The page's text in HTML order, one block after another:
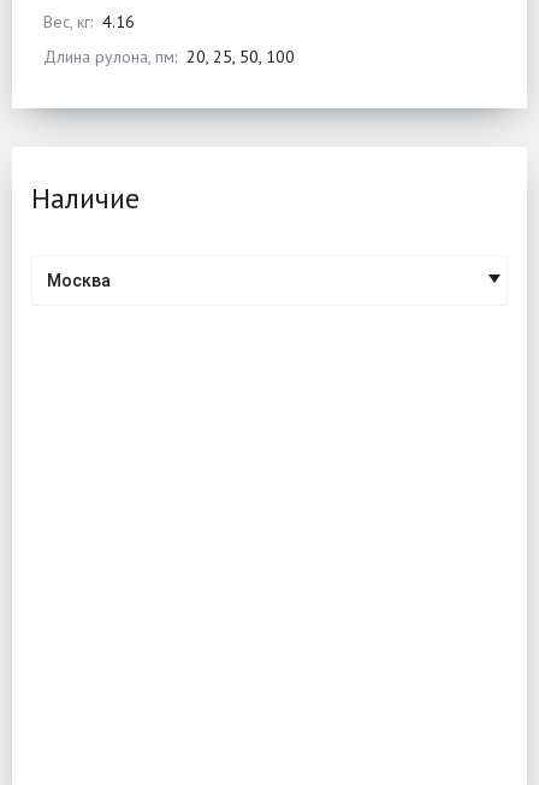
Вес, кг: 4.16
Длина рулона, пм: 20, 25, 50, 100
Наличие
Москва